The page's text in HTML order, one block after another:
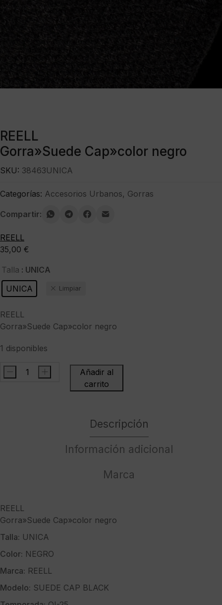
REELL
Gorra»Suede Cap»color negro
35,00 €
Talla : UNICA
UNICA
Limpiar
REELL
Gorra»Suede Cap»color negro
1 disponibles
REELLGorra"Suede
- +
Añadir al
carrito
SKU: 38463UNICA
Categorías: Accesorios Urbanos, Gorras
Compartir:
REELL
Descripción
Información adicional
Marca
REELL
Gorra»Suede Cap»color negro
Talla: UNICA
Color: NEGRO
Marca: REELL
Modelo: SUEDE CAP BLACK